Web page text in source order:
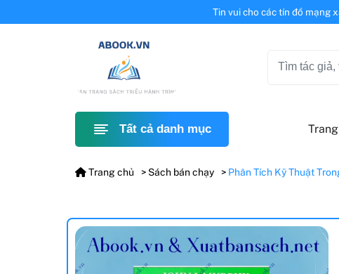
Tin vui cho các tín đồ mạng
Tất cả danh mục
Trang chủ Sách bán chạy Phân Tích Kỹ Thuật